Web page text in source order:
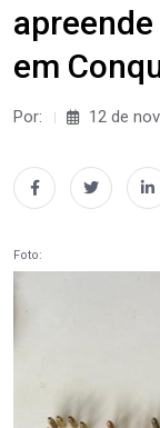
em
Por: 12 de
Foto: